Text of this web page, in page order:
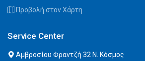
Προβολή στον Χάρτη
Service Center
Αμβροσίου Φραντζή 32 Ν. Κόσμος